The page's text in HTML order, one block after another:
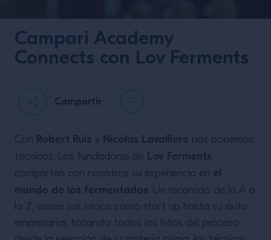
Campari Academy
Connects con Lov Ferments
Compartir
Con Robert Ruiz y Nicolas Lavalliere nos ponemos
técnicos. Los fundadores de Lov Ferments,
comparten con nosotros su experiencia en el
mundo de los fermentados. Un recorrido de la A a
la Z, desde sus inicios como start up hasta su éxito
empresarial, tocando todos los hitos del proceso